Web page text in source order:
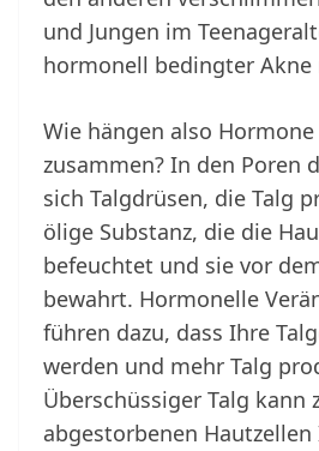
und Jungen im
hormonell bedingter
Wie hängen also
zusammen? In den Poren
sich Talgdrüsen, die Talg
ölige Substanz, die die
befeuchtet und sie vor
bewahrt. Hormonelle
führen dazu, dass Ihre
werden und mehr Talg
Überschüssiger Talg kann
abgestorbenen Hautzellen